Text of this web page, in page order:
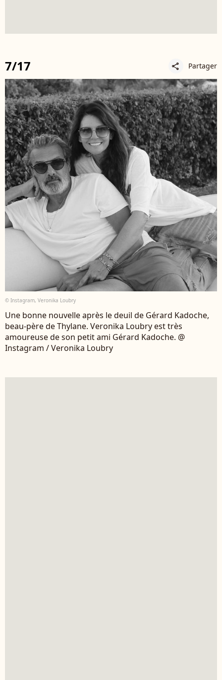
7/17 share Partager
© Instagram, Veronika Loubry
Une bonne nouvelle après le deuil de Gérard Kadoche,
beau-père de Thylane. Veronika Loubry est très
amoureuse de son petit ami Gérard Kadoche. @
Instagram / Veronika Loubry